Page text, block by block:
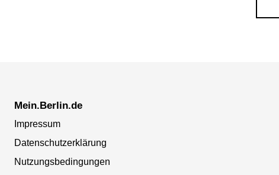
Mein.Berlin.de
Impressum
Datenschutzerklärung
Nutzungsbedingungen